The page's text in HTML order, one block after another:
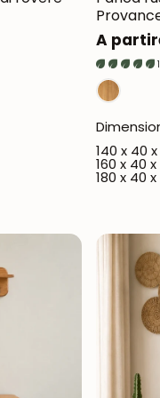
Prezzo
normale
A
140 x 40
160 x 40
180 x 40